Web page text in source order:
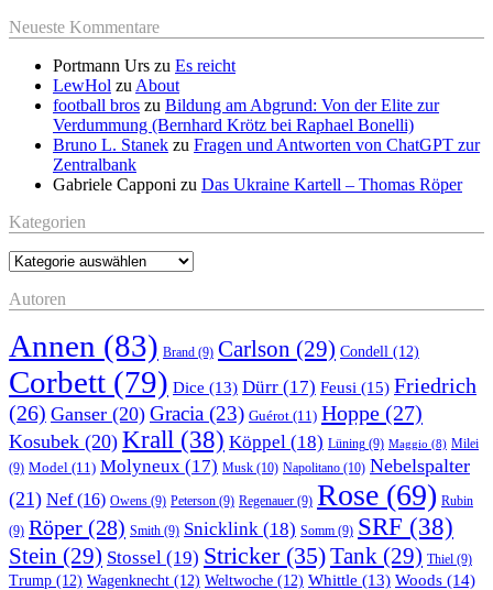
Neueste Kommentare
Portmann Urs zu Es reicht
LewHol zu About
football bros zu Bildung am Abgrund: Von der Elite zur
Verdummung (Bernhard Krötz bei Raphael Bonelli)
Bruno L. Stanek zu Fragen und Antworten von ChatGPT zur
Zentralbank
Gabriele Capponi zu Das Ukraine Kartell – Thomas Röper
Kategorien
Kategorien
Autoren
Annen (83) Brand (9) Carlson (29) Condell (12)
Corbett (79) Dice (13) Dürr (17) Feusi (15) Friedrich
(26) Ganser (20) Gracia (23) Guérot (11) Hoppe (27)
Kosubek (20) Krall (38) Köppel (18) Lüning (9) Maggio (8) Milei
(9) Model (11) Molyneux (17) Musk (10) Napolitano (10) Nebelspalter
(21) Nef(16) Owens (9) Peterson (9) Regenauer (9) Rose (69) Rubin
(9) Röper (28) Smith (9) Snicklink (18) Somm (9) SRF (38)
Stein (29) Stossel (19) Stricker(35)Tank (29) Thiel (9)
Trump (12) Wagenknecht (12) Weltwoche (12) Whittle (13) Woods (14)